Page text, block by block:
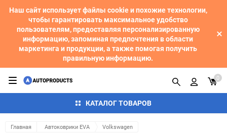
Наш сайт использует файлы cookie и похожие технологии,
чтобы гарантировать максимальное удобство
пользователям, предоставляя персонализированную
информацию, запоминая предпочтения в области
маркетинга и продукции, а также помогая получить
правильную информацию.
КАТАЛОГ ТОВАРОВ
0
Главная Автоковрики EVA Volkswagen